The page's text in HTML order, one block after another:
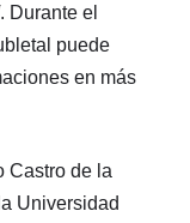
Durante el
puede
en más
Castro de la
Universidad